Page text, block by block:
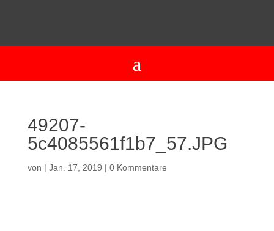
49207-
5c4085561f1b7_57.JPG
von | Jan. 17, 2019 | 0 Kommentare